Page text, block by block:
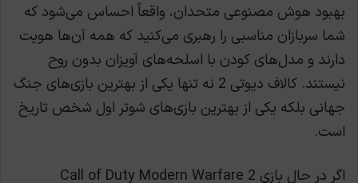
بهبود هوش مصنوعی متحدان، واقعاً احساس می‌شود که
شما سربازان مناسبی را رهبری می‌کنید که همه آن‌ها هویت
دارند و مدل‌های کودن با اسلحه‌های آویزان بدون روح
نیستند. کالاف دیوتی 2 نه تنها یکی از بهترین بازی‌های جنگ
جهانی بلکه یکی از بهترین بازی‌های شوتر اول شخص تاریخ
است.
اگر در حال بازی Call of Duty Modern Warfare 2